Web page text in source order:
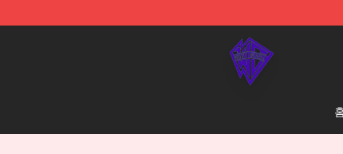
WhistlinDiesel Shop - Official WhistlinDiesel